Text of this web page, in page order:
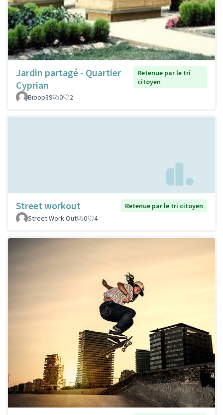
Jardin partagé - Quartier
Cyprian
Retenue par le tri
citoyen
Bibop39
0 2
Street workout
Retenue par le tri citoyen
Street Work Out
0 4